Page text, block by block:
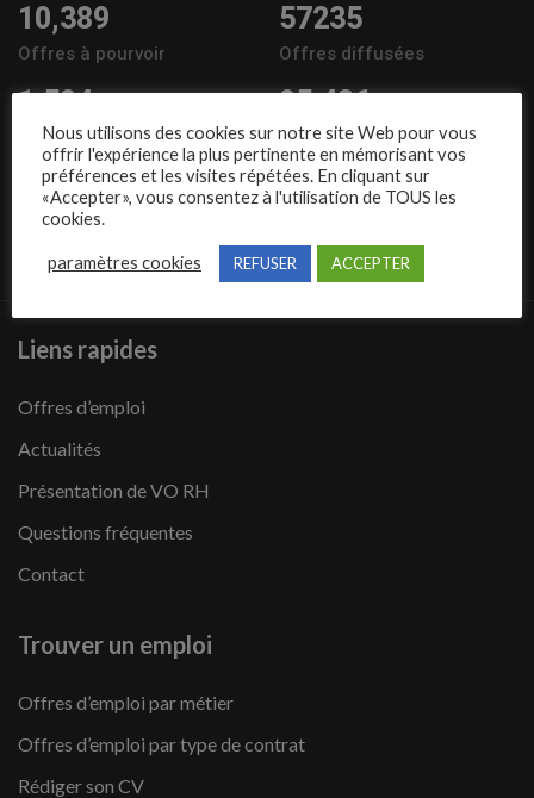
10,389
Offres à pourvoir
57235
Offres diffusées
1,504
Entreprises
95,486
Candidats
Nous suivre
Liens rapides
Offres d’emploi
Actualités
Présentation de VO RH
Questions fréquentes
Contact
Trouver un emploi
Offres d’emploi par métier
Offres d’emploi par type de contrat
Rédiger son CV
Nous utilisons des cookies sur notre site Web pour vous
offrir l'expérience la plus pertinente en mémorisant vos
préférences et les visites répétées. En cliquant sur
«Accepter», vous consentez à l'utilisation de TOUS les
cookies.
paramètres cookies REFUSER ACCEPTER